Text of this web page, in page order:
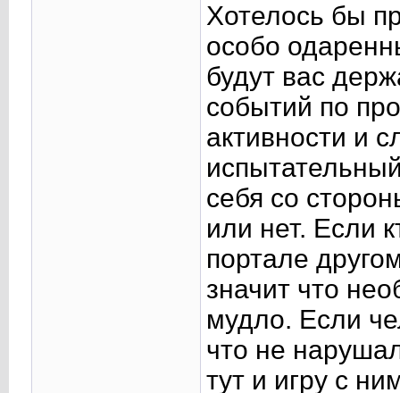
Хотелось бы
особо
будут вас
событий по
активности и
себя со
или нет. Если
портале
значит что
мудло. Если
что не
тут и игру с